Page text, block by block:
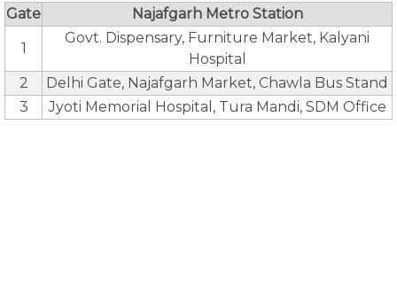
Gate Najafgarh Metro Station
1
Govt. Dispensary, Furniture Market, Kalyani
Hospital
2
Delhi Gate, Najafgarh Market, Chawla Bus Stand
3
Jyoti Memorial Hospital, Tura Mandi, SDM Office